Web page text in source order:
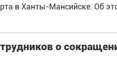
в Ханты-Мансийске. Об
о